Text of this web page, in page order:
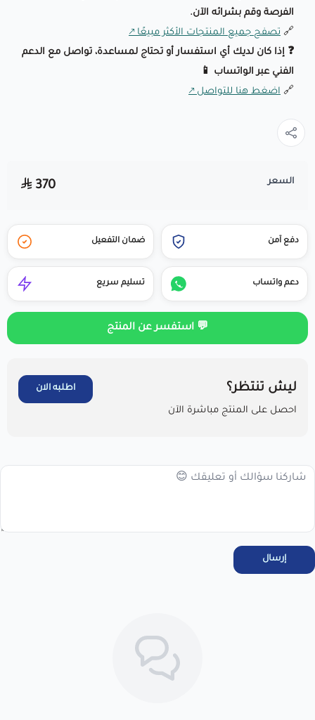
الفرصة وقم بشرائه الآن.
🔗 تصفح جميع المنتجات الأكثر مبيعًا
❓ إذا كان لديك أي استفسار أو تحتاج لمساعدة، تواصل مع الدعم
الفني عبر الواتساب 📱
🔗 اضغط هنا للتواصل
السعر 370
دفع آمن ضمان التفعيل
دعم واتساب تسليم سريع
💬 استفسر عن المنتج
ليش تنتظر؟
احصل على المنتج مباشرة الآن
اطلبه الان
الاستلام لضمان التف...
إرسال